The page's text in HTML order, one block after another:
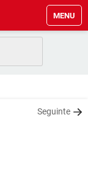
MENU
Seguinte